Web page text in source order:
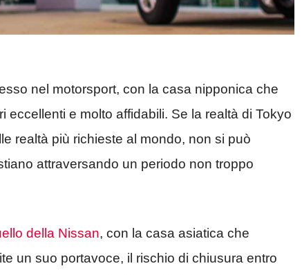
nel motorsport, con la casa nipponica che
eccellenti e molto affidabili. Se la realtà di Tokyo
realtà più richieste al mondo, non si può
attraversando un periodo non troppo
della Nissan, con la casa asiatica che
un suo portavoce, il rischio di chiusura entro